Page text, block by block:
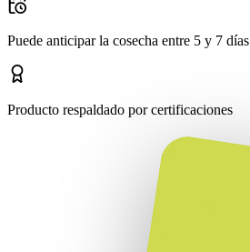
Puede anticipar la cosecha entre 5 y 7 días
Producto respaldado por certificaciones